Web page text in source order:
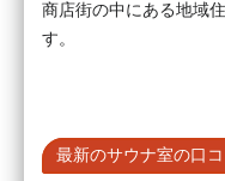
商店街の中にある地域
す。
最新のサウナ室の口コ